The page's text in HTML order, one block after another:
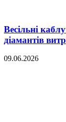
Весільні
діамантів
09.06.2026